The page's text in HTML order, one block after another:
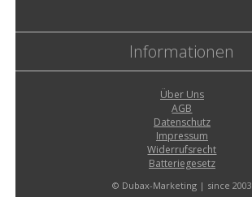
Informationen
Über Uns
AGB
Datenschutz
Impressum
Widerrufsrecht
Batteriegesetz
© Dubax-Marketing | since 2003